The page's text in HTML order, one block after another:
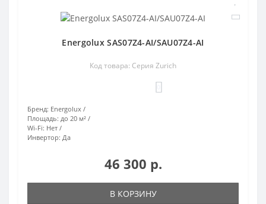
Energolux SAS07Z4-AI/SAU07Z4-AI
Код товара: Серия Zurich
Бренд: Energolux
Площадь: до 20 м²
Wi-Fi: Нет
Инвертор: Да
46 300 р.
В КОРЗИНУ